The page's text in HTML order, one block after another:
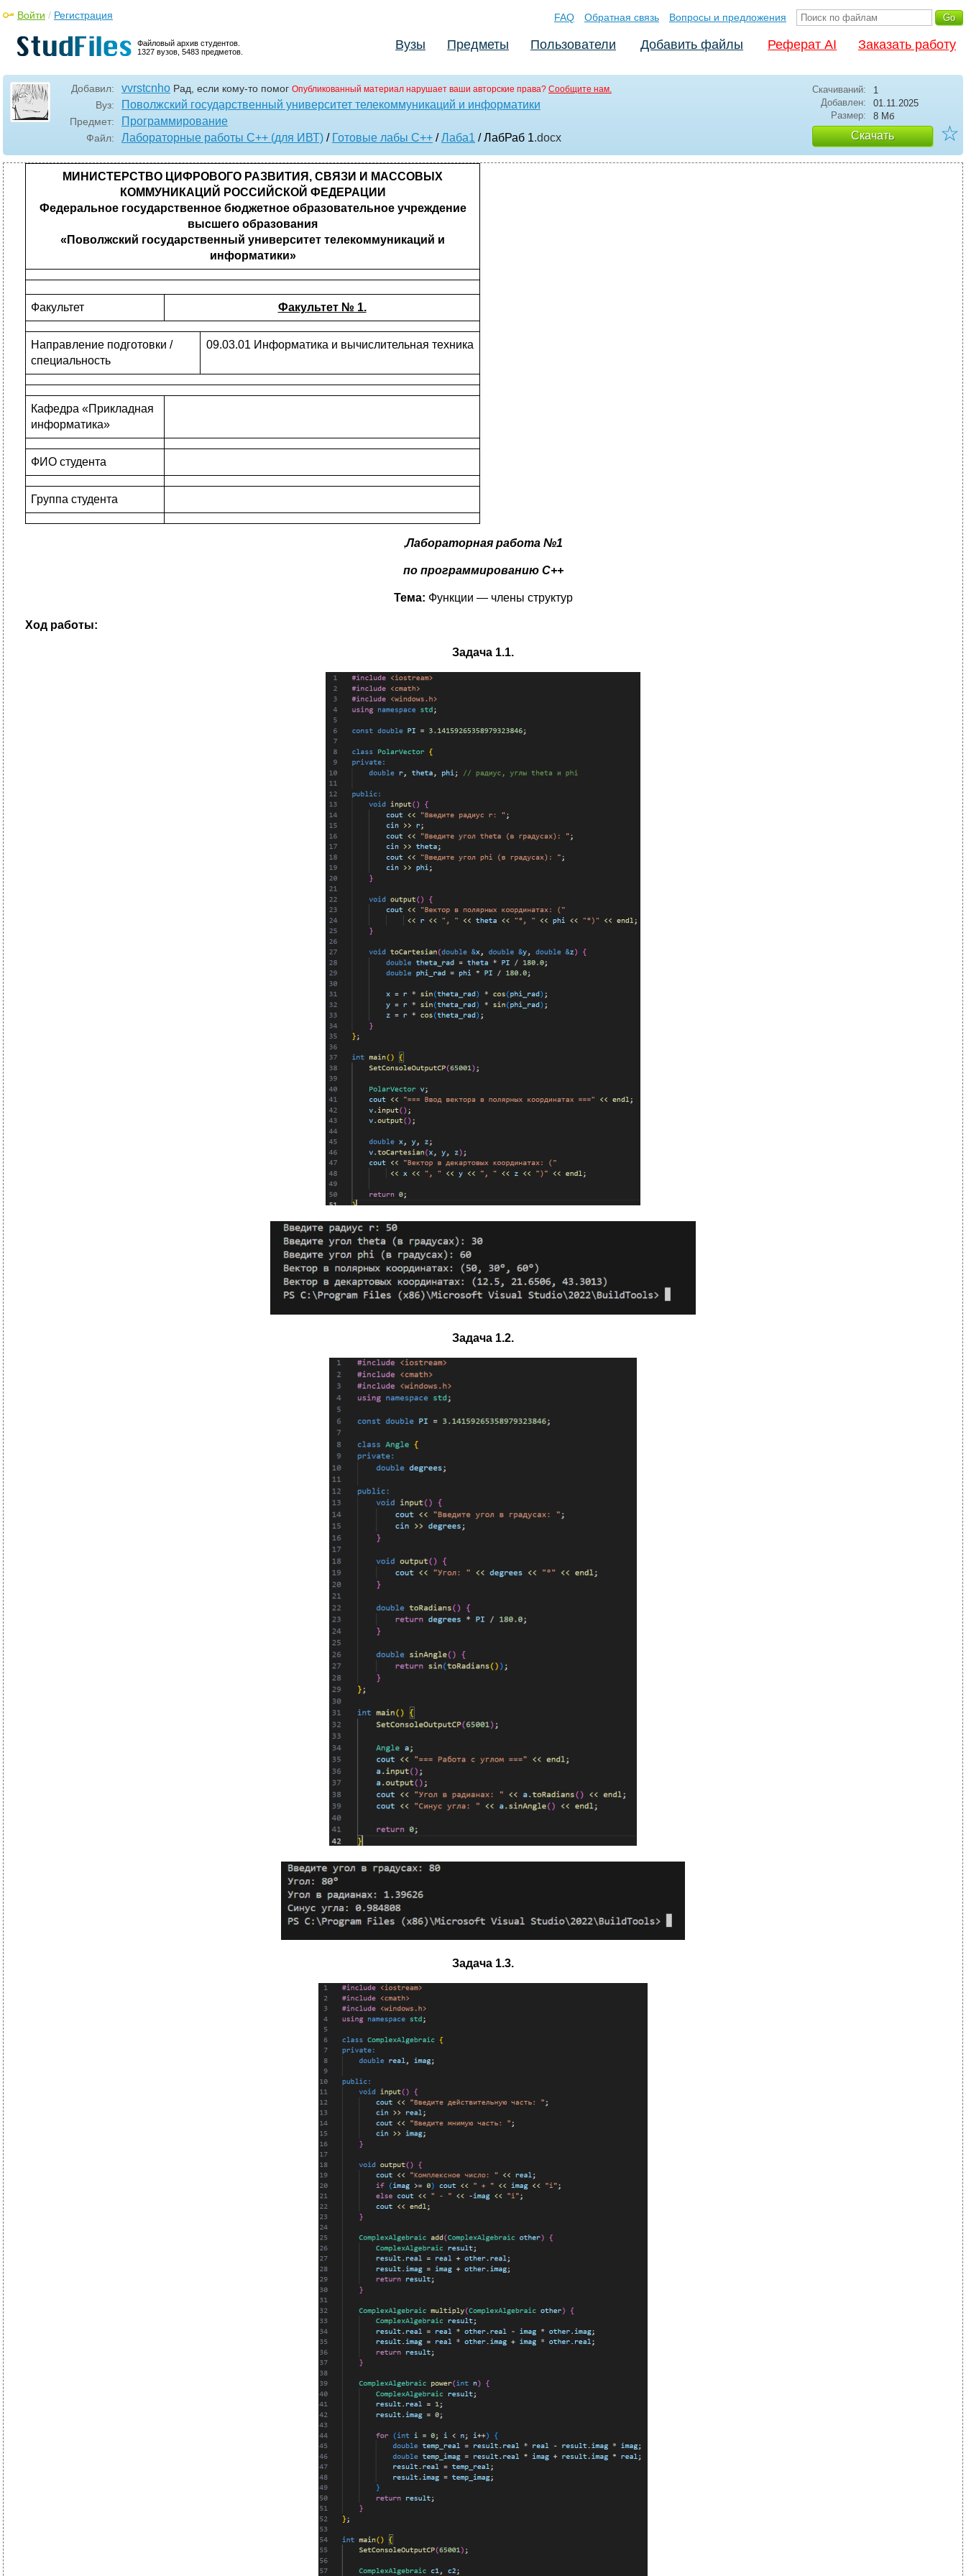
Файловый архив студентов.
1327 вузов, 5483 предметов.
Войти / Регистрация FAQ Обратная связь Вопросы и предложения
Вузы Предметы Пользователи Добавить файлы Реферат AI Заказать работу
Добавил: vvrstcnho Рад, если кому-то помог Опубликованный материал нарушает ваши авторские права? Сообщите нам.
Вуз: Поволжский государственный университет телекоммуникаций и информатики
Предмет: Программирование
Файл: Лабораторные работы С++ (для ИВТ) / Готовые лабы С++ /Лаба1 / ЛабРаб 1.docx
Скачиваний:
1
Добавлен:
01.11.2025
Размер:
8 Мб
Скачать ☆
МИНИСТЕРСТВО ЦИФРОВОГО РАЗВИТИЯ, СВЯЗИ И МАССОВЫХ
КОММУНИКАЦИЙ РОССИЙСКОЙ ФЕДЕРАЦИИ
Федеральное государственное бюджетное образовательное учреждение
высшего образования
«Поволжский государственный университет телекоммуникаций и
информатики»
Факультет Факультет № 1.
Направление подготовки /
специальность
09.03.01 Информатика и вычислительная техника
Кафедра «Прикладная
информатика»
ФИО студента
Группа студента
,Лабораторная работа №1
по программированию С++
Тема: Функции — члены структур
Ход работы:
Задача 1.1.
Задача 1.2.
Задача 1.3.